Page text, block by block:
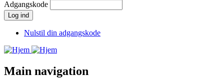
Adgangskode
Nulstil din adgangskode
Main navigation